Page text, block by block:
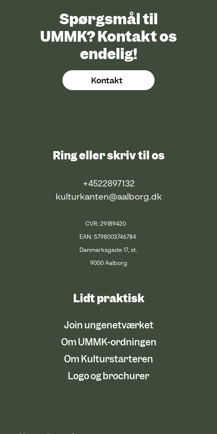
Spørgsmål til
UMMK? Kontakt os
endelig!
Kontakt
Ring eller skriv til os
+4522897132
kulturkanten@aalborg.dk
CVR: 29189420
EAN: 5798003746784
Danmarksgade 17, st.
9000 Aalborg
Lidt praktisk
Join ungenetværket
Om UMMK-ordningen
Om Kulturstarteren
Logo og brochurer